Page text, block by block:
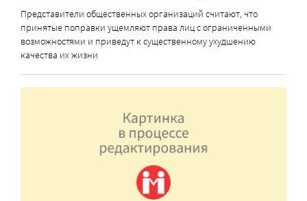
Представители общественных организаций считают, что
принятые поправки ущемляют права лиц с ограниченными
возможностями и приведут к существенному ухудшению
качества их жизни